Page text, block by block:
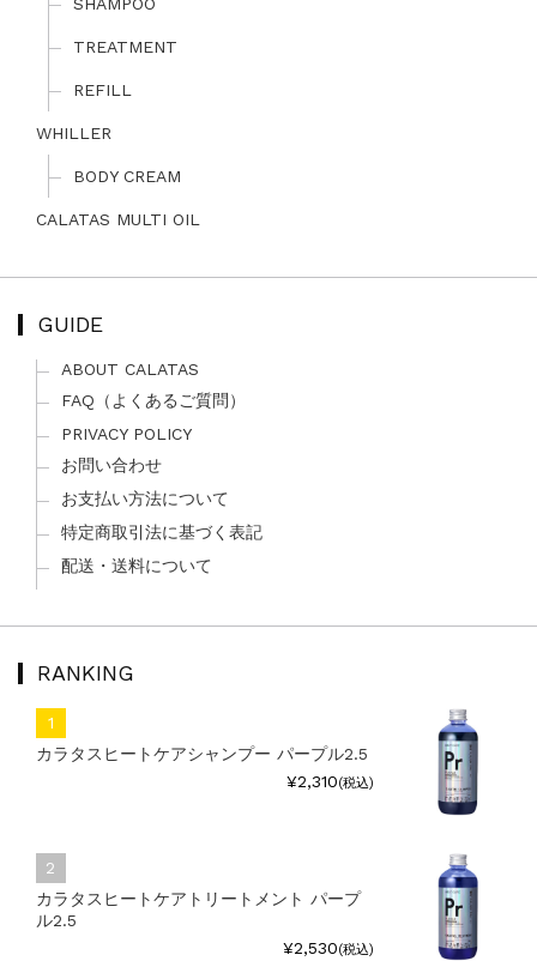
SHAMPOO
TREATMENT
REFILL
WHILLER
BODY CREAM
CALATAS MULTI OIL
GUIDE
ABOUT CALATAS
FAQ（よくあるご質問）
PRIVACY POLICY
お問い合わせ
お支払い方法について
特定商取引法に基づく表記
配送・送料について
RANKING
カラタスヒートケアシャンプー パープル2.5
¥2,310(税込)
カラタスヒートケアトリートメント パープ
ル2.5
¥2,530(税込)